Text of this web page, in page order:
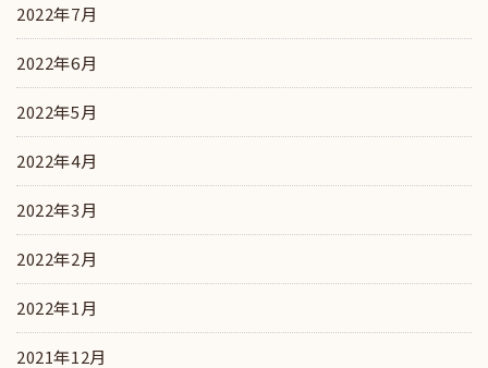
2022年7月
2022年6月
2022年5月
2022年4月
2022年3月
2022年2月
2022年1月
2021年12月